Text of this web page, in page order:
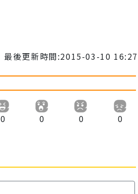
最後更新時間:2015-03-10 16:27
0 0 0 0